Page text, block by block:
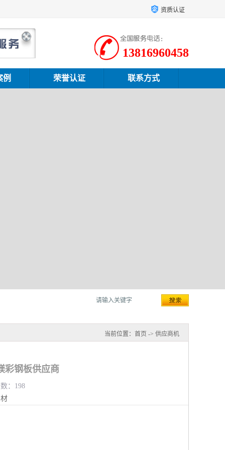
资质认证
13816960458
例 荣誉认证 联系方式
当前位置： 首页 -> 供应商机
彩钢板供应商
：198